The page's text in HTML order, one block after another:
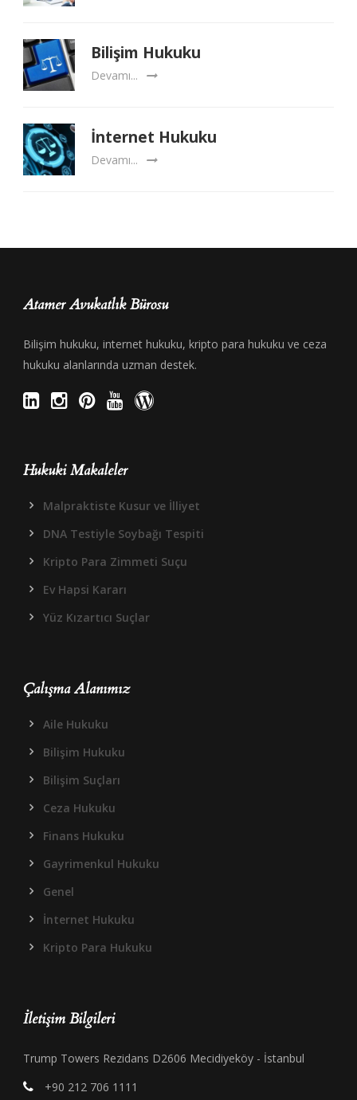
Bilişim Hukuku
Devamı...
İnternet Hukuku
Devamı...
Atamer Avukatlık Bürosu
Bilişim hukuku, internet hukuku, kripto para hukuku ve ceza
hukuku alanlarında uzman destek.
Hukuki Makaleler
Malpraktiste Kusur ve İlliyet
DNA Testiyle Soybağı Tespiti
Kripto Para Zimmeti Suçu
Ev Hapsi Kararı
Yüz Kızartıcı Suçlar
Çalışma Alanımız
Aile Hukuku
Bilişim Hukuku
Bilişim Suçları
Ceza Hukuku
Finans Hukuku
Gayrimenkul Hukuku
Genel
İnternet Hukuku
Kripto Para Hukuku
İletişim Bilgileri
Trump Towers Rezidans D2606 Mecidiyeköy - İstanbul
+90 212 706 1111